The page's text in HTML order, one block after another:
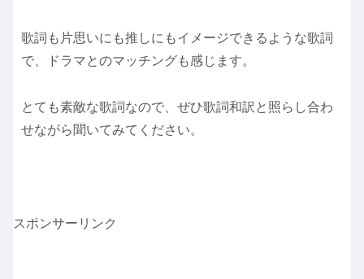
歌詞も片思いにも推しにもイメージできるような歌詞
で、ドラマとのマッチングも感じます。
とても素敵な歌詞なので、ぜひ歌詞和訳と照らし合わ
せながら聞いてみてください。
スポンサーリンク